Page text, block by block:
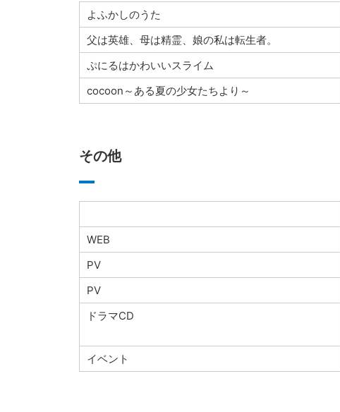
よふかしのうた
父は英雄、母は精霊、娘の私は転生者。
ぷにるはかわいいスライム
cocoon～ある夏の少女たちより～
その他
WEB
PV
PV
ドラマCD
イベント